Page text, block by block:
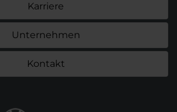
Karriere
Unternehmen
Kontakt